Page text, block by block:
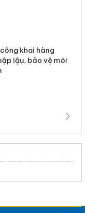
khai hàng
lậu, bảo vệ môi